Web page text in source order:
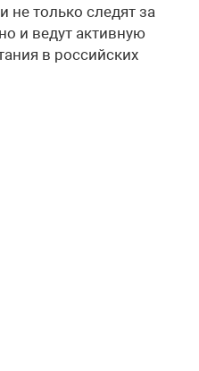
не только следят за
и ведут активную
в российских